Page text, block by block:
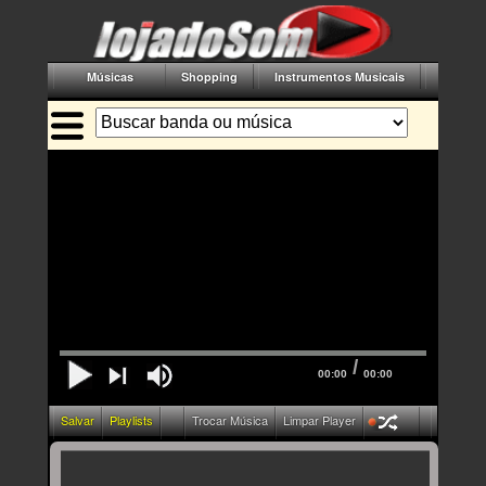
Músicas Shopping Instrumentos Musicais
00:00 / 00:00
Salvar Playlists Trocar Música Limpar Player